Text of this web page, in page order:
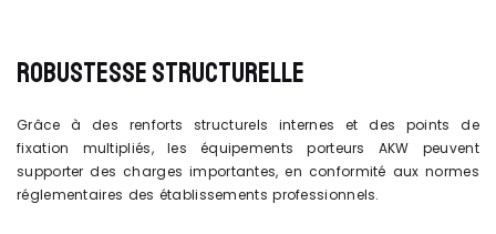
ROBUSTESSE STRUCTURELLE
Grâce à des renforts structurels internes et des points de
fixation multipliés, les équipements porteurs AKW peuvent
supporter des charges importantes, en conformité aux normes
réglementaires des établissements professionnels.